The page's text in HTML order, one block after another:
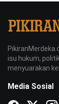
isu hukum,
menyuarakan
Media Sosial